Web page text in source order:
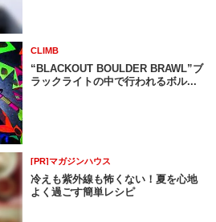
CLIMB
“BLACKOUT BOULDER BRAWL”ブ
ラックライトの中で行われるボル...
[PR]マガジンハウス
冷えも紫外線も怖くない！夏を心地
よく過ごす簡単レシピ